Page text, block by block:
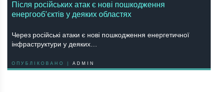
Після російських атак є нові пошкодження
енергооб’єктів у деяких областях
Через російські атаки є нові пошкодження енергетичної
інфраструктури у деяких…
ОПУБЛІКОВАНО | ADMIN